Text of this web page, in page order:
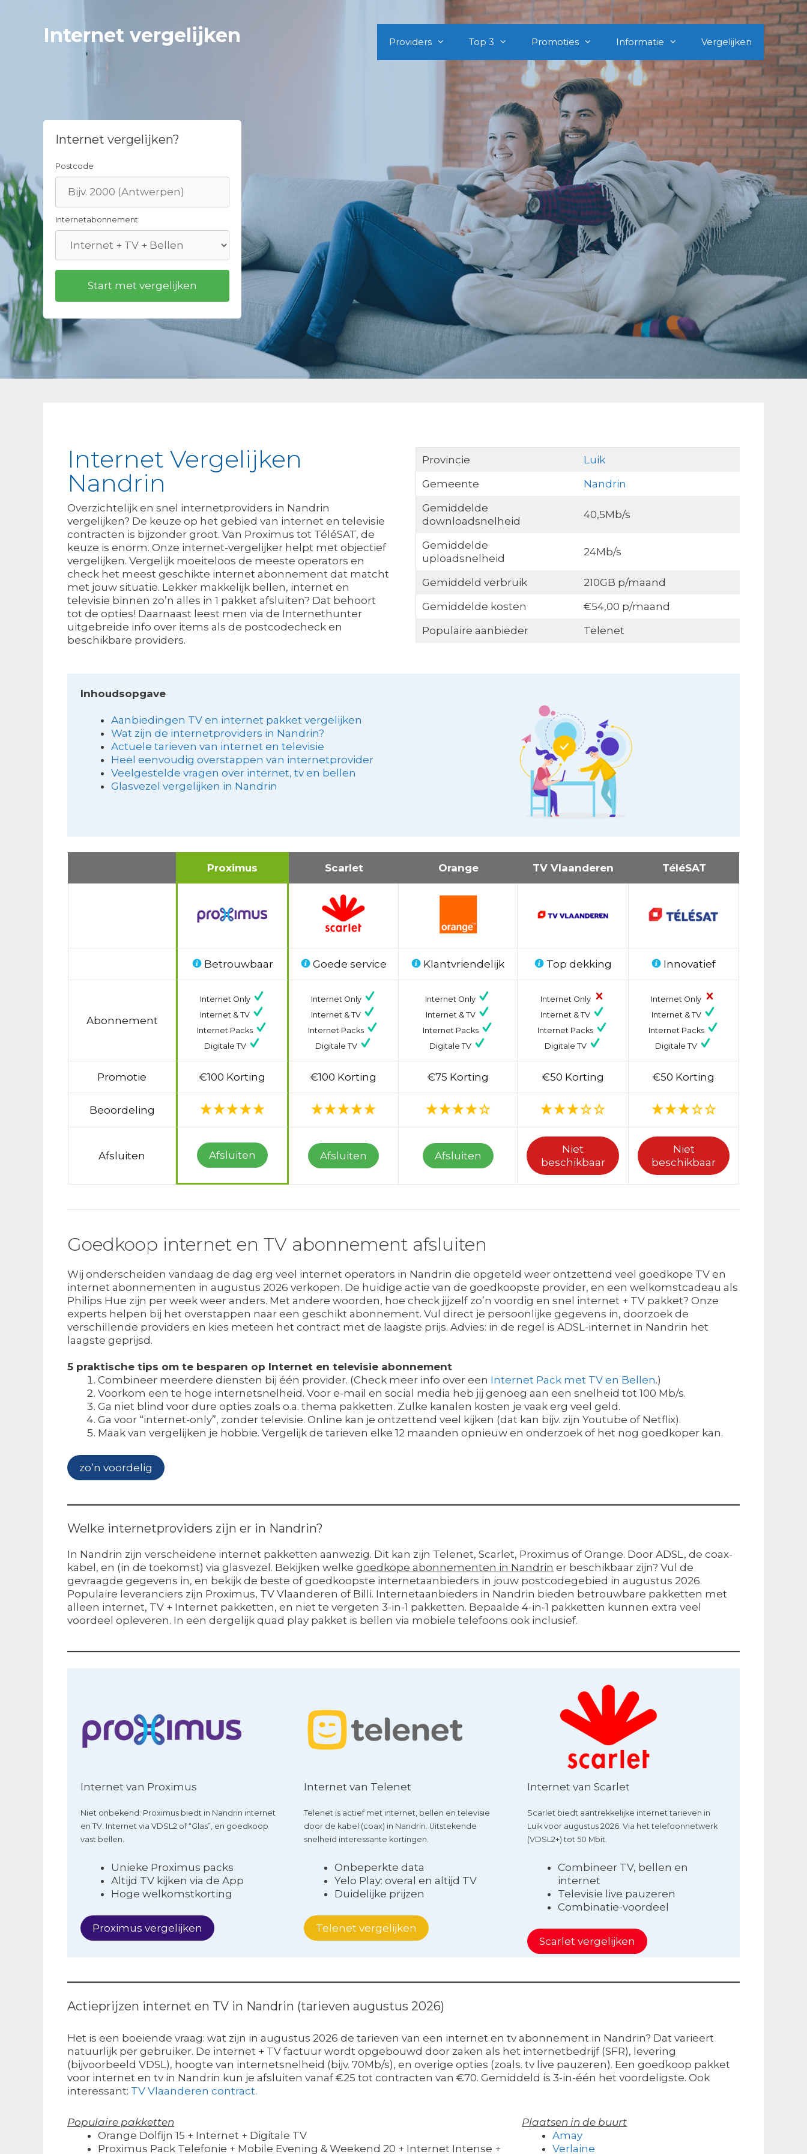
Internet vergelijken Providers Top 3 Promoties Informatie Vergelijken
Internet vergelijken?
Postcode
Internetabonnement
Internet Vergelijken
Nandrin
Overzichtelijk en snel internetproviders in Nandrin
vergelijken? De keuze op het gebied van internet en televisie
contracten is bijzonder groot. Van Proximus tot TéléSAT, de
keuze is enorm. Onze internet-vergelijker helpt met objectief
vergelijken. Vergelijk moeiteloos de meeste operators en
check het meest geschikte internet abonnement dat matcht
met jouw situatie. Lekker makkelijk bellen, internet en
televisie binnen zo’n alles in 1 pakket afsluiten? Dat behoort
tot de opties! Daarnaast leest men via de Internethunter
uitgebreide info over items als de postcodecheck en
beschikbare providers.
Provincie
Luik
Gemeente
Nandrin
Gemiddelde
downloadsnelheid
40,5Mb/s
Gemiddelde
uploadsnelheid
24Mb/s
Gemiddeld verbruik
210GB p/maand
Gemiddelde kosten
€54,00 p/maand
Populaire aanbieder
Telenet
Inhoudsopgave
Aanbiedingen TV en internet pakket vergelijken
Wat zijn de internetproviders in Nandrin?
Actuele tarieven van internet en televisie
Heel eenvoudig overstappen van internetprovider
Veelgestelde vragen over internet, tv en bellen
Glasvezel vergelijken in Nandrin
Proximus Scarlet Orange TV Vlaanderen TéléSAT
Betrouwbaar Goede service Klantvriendelijk Top dekking Innovatief
Abonnement
Internet Only
Internet & TV
Internet Packs
Digitale TV
Internet Only
Internet & TV
Internet Packs
Digitale TV
Internet Only
Internet & TV
Internet Packs
Digitale TV
Internet Only
Internet & TV
Internet Packs
Digitale TV
Internet Only
Internet & TV
Internet Packs
Digitale TV
Promotie €100 Korting €100 Korting €75 Korting €50 Korting €50 Korting
Beoordeling
Afsluiten Afsluiten Afsluiten Afsluiten
Niet
beschikbaar
Niet
beschikbaar
Goedkoop internet en TV abonnement afsluiten
Wij onderscheiden vandaag de dag erg veel internet operators in Nandrin die opgeteld weer ontzettend veel goedkope TV en
internet abonnementen in augustus 2026 verkopen. De huidige actie van de goedkoopste provider, en een welkomstcadeau als
Philips Hue zijn per week weer anders. Met andere woorden, hoe check jijzelf zo’n voordig en snel internet + TV pakket? Onze
experts helpen bij het overstappen naar een geschikt abonnement. Vul direct je persoonlijke gegevens in, doorzoek de
verschillende providers en kies meteen het contract met de laagste prijs. Advies: in de regel is ADSL-internet in Nandrin het
laagste geprijsd.
5 praktische tips om te besparen op Internet en televisie abonnement
Combineer meerdere diensten bij één provider. (Check meer info over een Internet Pack met TV en Bellen.)
Voorkom een te hoge internetsnelheid. Voor e-mail en social media heb jij genoeg aan een snelheid tot 100 Mb/s.
Ga niet blind voor dure opties zoals o.a. thema pakketten. Zulke kanalen kosten je vaak erg veel geld.
Ga voor “internet-only”, zonder televisie. Online kan je ontzettend veel kijken (dat kan bijv. zijn Youtube of Netflix).
Maak van vergelijken je hobbie. Vergelijk de tarieven elke 12 maanden opnieuw en onderzoek of het nog goedkoper kan.
zo’n voordelig
Welke internetproviders zijn er in Nandrin?
In Nandrin zijn verscheidene internet pakketten aanwezig. Dit kan zijn Telenet, Scarlet, Proximus of Orange. Door ADSL, de coax-
kabel, en (in de toekomst) via glasvezel. Bekijken welke goedkope abonnementen in Nandrin er beschikbaar zijn? Vul de
gevraagde gegevens in, en bekijk de beste of goedkoopste internetaanbieders in jouw postcodegebied in augustus 2026.
Populaire leveranciers zijn Proximus, TV Vlaanderen of Billi. Internetaanbieders in Nandrin bieden betrouwbare pakketten met
alleen internet, TV + Internet pakketten, en niet te vergeten 3-in-1 pakketten. Bepaalde 4-in-1 pakketten kunnen extra veel
voordeel opleveren. In een dergelijk quad play pakket is bellen via mobiele telefoons ook inclusief.
Internet van Proximus
Niet onbekend: Proximus biedt in Nandrin internet
en TV. Internet via VDSL2 of “Glas”, en goedkoop
vast bellen.
Unieke Proximus packs
Altijd TV kijken via de App
Hoge welkomstkorting
Proximus vergelijken
Internet van Telenet
Telenet is actief met internet, bellen en televisie
door de kabel (coax) in Nandrin. Uitstekende
snelheid interessante kortingen.
Onbeperkte data
Yelo Play: overal en altijd TV
Duidelijke prijzen
Telenet vergelijken
Internet van Scarlet
Scarlet biedt aantrekkelijke internet tarieven in
Luik voor augustus 2026. Via het telefoonnetwerk
(VDSL2+) tot 50 Mbit.
Combineer TV, bellen en
internet
Televisie live pauzeren
Combinatie-voordeel
Scarlet vergelijken
Actieprijzen internet en TV in Nandrin (tarieven augustus 2026)
Het is een boeiende vraag: wat zijn in augustus 2026 de tarieven van een internet en tv abonnement in Nandrin? Dat varieert
natuurlijk per gebruiker. De internet + TV factuur wordt opgebouwd door zaken als het internetbedrijf (SFR), levering
(bijvoorbeeld VDSL), hoogte van internetsnelheid (bijv. 70Mb/s), en overige opties (zoals. tv live pauzeren). Een goedkoop pakket
voor internet en tv in Nandrin kun je afsluiten vanaf €25 tot contracten van €70. Gemiddeld is 3-in-één het voordeligste. Ook
interessant: TV Vlaanderen contract.
Populaire pakketten
Orange Dolfijn 15 + Internet + Digitale TV
Proximus Pack Telefonie + Mobile Evening & Weekend 20 + Internet Intense +
Plaatsen in de buurt
Amay
Verlaine